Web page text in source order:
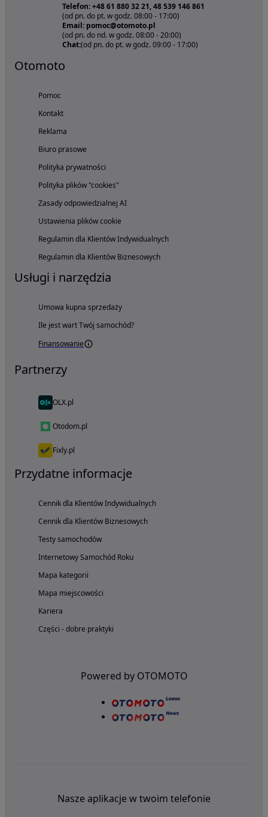
Telefon: +48 61 880 32 21, 48 539 146 861
(od pn. do pt. w godz. 08:00 - 17:00)
Email: pomoc@otomoto.pl
(od pn. do nd. w godz. 08:00 - 20:00)
Chat:(od pn. do pt. w godz. 09:00 - 17:00)
Otomoto
Pomoc
Kontakt
Reklama
Biuro prasowe
Polityka prywatności
Polityka plików "cookies"
Zasady odpowiedzialnej AI
Ustawienia plików cookie
Regulamin dla Klientów Indywidualnych
Regulamin dla Klientów Biznesowych
Usługi i narzędzia
Umowa kupna sprzedaży
Ile jest wart Twój samochód?
Finansowanie
Partnerzy
OLX.pl
Otodom.pl
Fixly.pl
Przydatne informacje
Cennik dla Klientów Indywidualnych
Cennik dla Klientów Biznesowych
Testy samochodów
Internetowy Samochód Roku
Mapa kategorii
Mapa miejscowości
Kariera
Części - dobre praktyki
Powered by OTOMOTO
Nasze aplikacje w twoim telefonie